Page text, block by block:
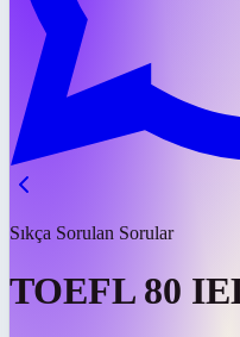
Sıkça Sorulan Sorular
TOEFL 80